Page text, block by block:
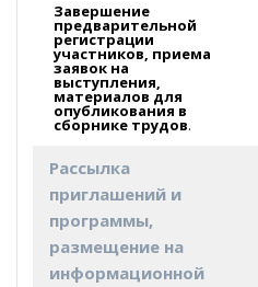
Завершение
предварительной
регистрации
участников, приема
заявок на
выступления,
материалов для
опубликования в
сборнике трудов.
Рассылка
приглашений и
программы,
размещение на
информационной